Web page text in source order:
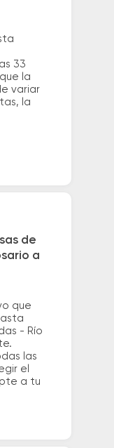
33
la
variar
la
de
a
que
- Río
las
el
a tu